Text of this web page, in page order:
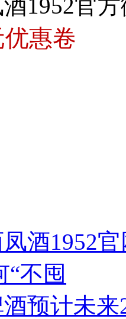
1952官
优惠卷
凤酒1952
不囤
预计未来